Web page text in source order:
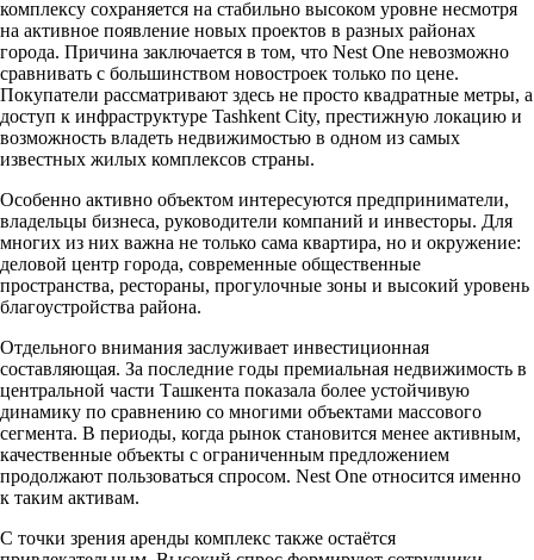
комплексу сохраняется на стабильно высоком уровне несмотря
на активное появление новых проектов в разных районах
города. Причина заключается в том, что Nest One невозможно
сравнивать с большинством новостроек только по цене.
Покупатели рассматривают здесь не просто квадратные метры, а
доступ к инфраструктуре Tashkent City, престижную локацию и
возможность владеть недвижимостью в одном из самых
известных жилых комплексов страны.
Особенно активно объектом интересуются предприниматели,
владельцы бизнеса, руководители компаний и инвесторы. Для
многих из них важна не только сама квартира, но и окружение:
деловой центр города, современные общественные
пространства, рестораны, прогулочные зоны и высокий уровень
благоустройства района.
Отдельного внимания заслуживает инвестиционная
составляющая. За последние годы премиальная недвижимость в
центральной части Ташкента показала более устойчивую
динамику по сравнению со многими объектами массового
сегмента. В периоды, когда рынок становится менее активным,
качественные объекты с ограниченным предложением
продолжают пользоваться спросом. Nest One относится именно
к таким активам.
С точки зрения аренды комплекс также остаётся